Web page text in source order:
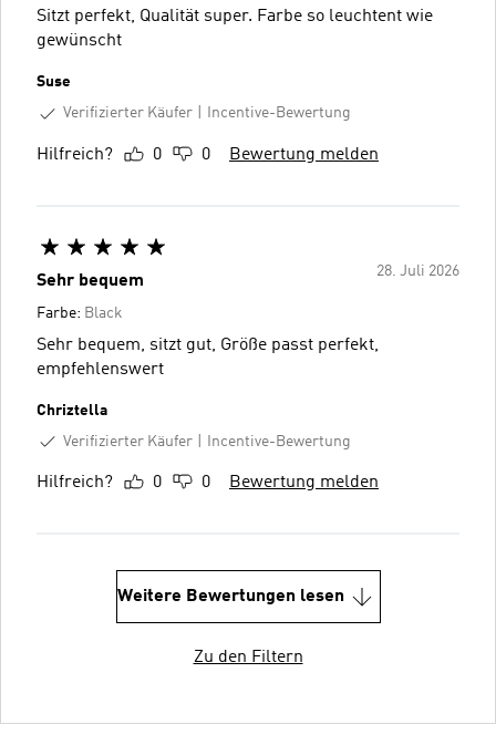
Sitzt perfekt, Qualität super. Farbe so leuchtent wie
gewünscht
Suse
Verifizierter Käufer
Incentive-Bewertung
Hilfreich? 0 0 Bewertung melden
28. Juli 2026
Sehr bequem
Farbe: Black
Sehr bequem, sitzt gut, Größe passt perfekt,
empfehlenswert
Chriztella
Verifizierter Käufer
Incentive-Bewertung
Hilfreich? 0 0 Bewertung melden
Weitere Bewertungen lesen
Zu den Filtern